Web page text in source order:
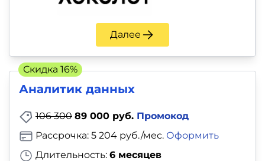
Далее
Аналитик данных
106 300 89 000 руб. Промокод
Длительность: 6 месяцев
Рассрочка: 5 204 руб./мес. Оформить
Скидка 16%